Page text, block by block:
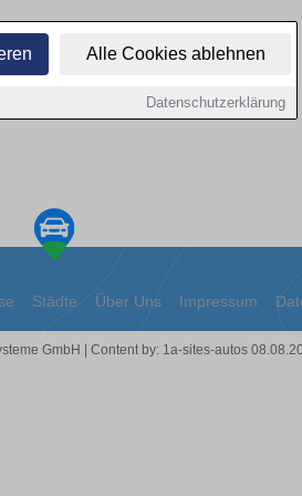
Alle Cookies ablehnen
Datenschutzerklärung
Städte Über Uns Impressum
GmbH | Content by: 1a-sites-autos